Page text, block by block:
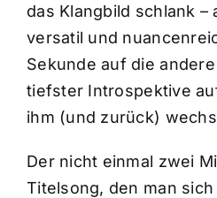
das Klangbild schlank
versatil und
Sekunde auf die
tiefster Introspektive
ihm (und zurück)
Der nicht einmal zwei
Titelsong, den man